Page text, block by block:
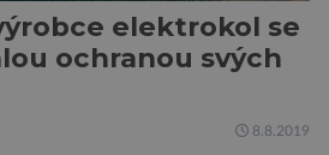
elektrokol se
ochranou svých
8.8.2019